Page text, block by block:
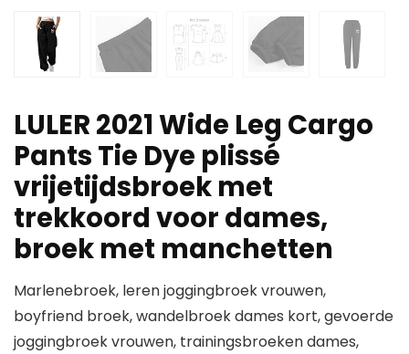
LULER 2021 Wide Leg Cargo
Pants Tie Dye plissé
vrijetijdsbroek met
trekkoord voor dames,
broek met manchetten
Marlenebroek, leren joggingbroek vrouwen,
boyfriend broek, wandelbroek dames kort, gevoerde
joggingbroek vrouwen, trainingsbroeken dames,